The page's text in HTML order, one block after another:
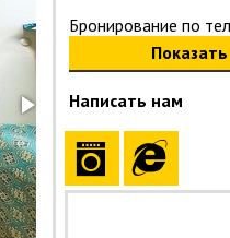
Бронирование по
Написать нам